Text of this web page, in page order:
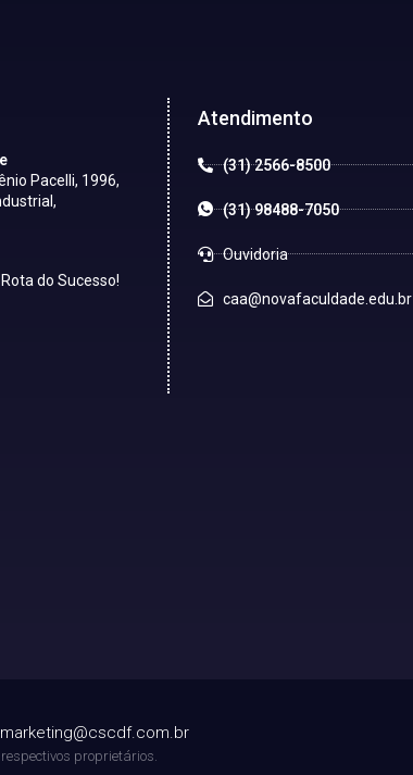
Pacelli, 1996,
do Sucesso!
Atendimento
(31) 2566-8500
(31) 98488-7050
Ouvidoria
caa@novafaculdade.edu.br
marketing@cscdf.com.br
proprietários.